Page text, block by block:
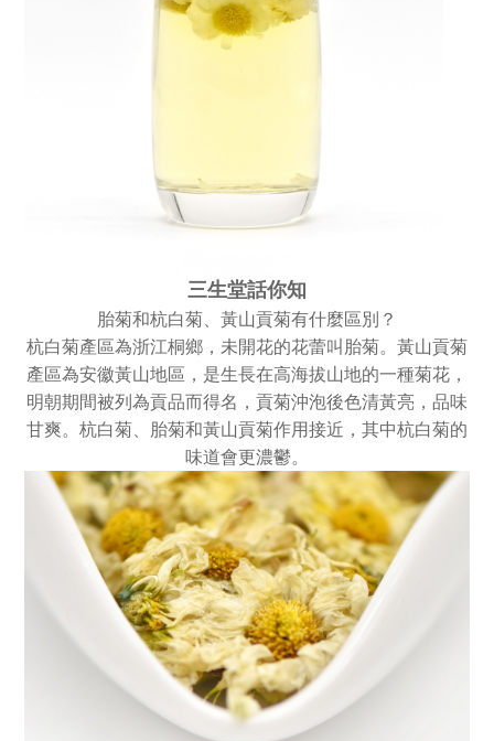
三生堂話你知
胎菊和杭白菊、黃山貢菊有什麼區別？
杭白菊產區為浙江桐鄉，未開花的花蕾叫胎菊。黃山貢菊
產區為安徽黃山地區，是生長在高海拔山地的一種菊花，
明朝期間被列為貢品而得名，貢菊沖泡後色清黃亮，品味
甘爽。杭白菊、胎菊和黃山貢菊作用接近，其中杭白菊的
味道會更濃鬱。